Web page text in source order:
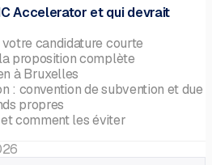
Accelerator et qui devrait
candidature courte
proposition complète
à Bruxelles
: convention de subvention et due
propres
comment les éviter